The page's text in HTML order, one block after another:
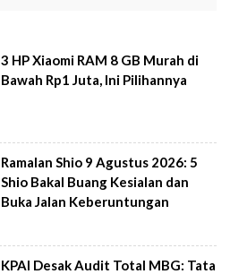
3 HP Xiaomi RAM 8 GB Murah di
Bawah Rp1 Juta, Ini Pilihannya
Ramalan Shio 9 Agustus 2026: 5
Shio Bakal Buang Kesialan dan
Buka Jalan Keberuntungan
KPAI Desak Audit Total MBG: Tata